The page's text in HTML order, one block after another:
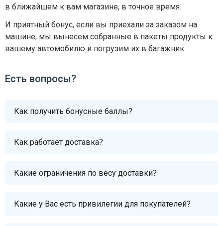
в ближайшем к вам магазине, в точное время.
И приятный бонус, если вы приехали за заказом на
машине, мы вынесем собранные в пакеты продукты к
вашему автомобилю и погрузим их в багажник.
Есть вопросы?
Как получить бонусные баллы?
Как работает доставка?
Какие ограничения по весу доставки?
Какие у Вас есть привилегии для покупателей?